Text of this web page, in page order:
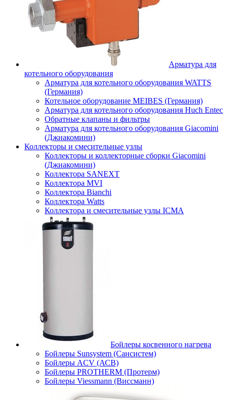
Арматура для
котельного оборудования
Арматура для котельного оборудования WATTS
(Германия)
Котельное оборудование MEIBES (Германия)
Арматура для котельного оборудования Huch Entec
Обратные клапаны и фильтры
Арматура для котельного оборудования Giacomini
(Джиакомини)
Коллекторы и смесительные узлы
Коллекторы и коллекторные сборки Giacomini
(Джиакомини)
Коллектора SANEXT
Коллектора MVI
Коллектора Bianchi
Коллектора Watts
Коллектора и смесительные узлы ICMA
Бойлеры косвенного нагрева
Бойлеры Sunsystem (Сансистем)
Бойлеры ACV (АСВ)
Бойлеры PROTHERM (Протерм)
Бойлеры Viessmann (Виссманн)